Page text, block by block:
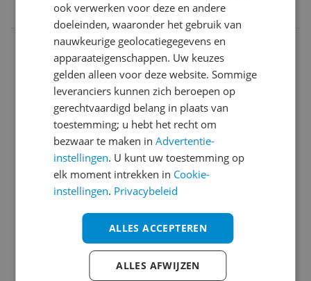
0195950543742
Aansluitingen
Algemeen
Algemene kenmerken
Audio
Batterij
Connectiviteit
Kabels
Overige kenmerken
ook verwerken voor deze en andere
doeleinden, waaronder het gebruik van
nauwkeurige geolocatiegegevens en
apparaateigenschappen. Uw keuzes
gelden alleen voor deze website. Sommige
leveranciers kunnen zich beroepen op
gerechtvaardigd belang in plaats van
toestemming; u hebt het recht om
bezwaar te maken inAdvertentie-
instellingen. U kunt uw toestemming op
elk moment intrekken in Cookie-
instellingen. Privacybeleid
ALLES ACCEPTEREN
ALLES AFWIJZEN